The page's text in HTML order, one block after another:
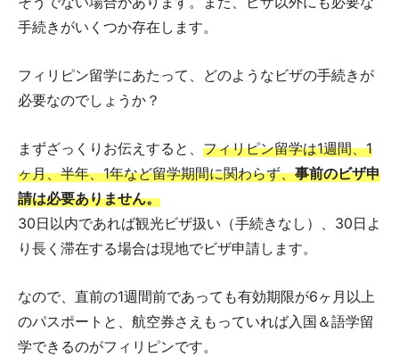
手続きがいくつか存在します。
フィリピン留学にあたって、どのようなビザの手続きが
必要なのでしょうか？
まずざっくりお伝えすると、 フィリピン留学は1週間、1
ヶ月、半年、1年など留学期間に関わらず、事前のビザ申
請は必要ありません。
30日以内であれば観光ビザ扱い（手続きなし）、30日よ
り長く滞在する場合は現地でビザ申請します。
なので、直前の1週間前であっても有効期限が6ヶ月以上
のパスポートと、航空券さえもっていれば入国＆語学留
学できるのがフィリピンです。